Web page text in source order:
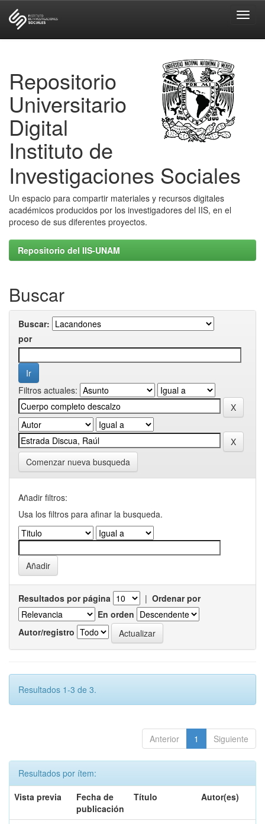
Repositorio
Universitario
Digital
Instituto de
Investigaciones Sociales
Un espacio para compartir materiales y recursos digitales
académicos producidos por los investigadores del IIS, en el
proceso de sus diferentes proyectos.
Repositorio del IIS-UNAM
Buscar
Buscar:
por
Filtros actuales:
Comenzar nueva busqueda
Añadir filtros:
Usa los filtros para afinar la busqueda.
Resultados por página | Ordenar por
En orden
Autor/registro
Resultados 1-3 de 3.
Anterior 1 Siguiente
Resultados por ítem:
Vista previa
Fecha de
publicación
Título Autor(es)